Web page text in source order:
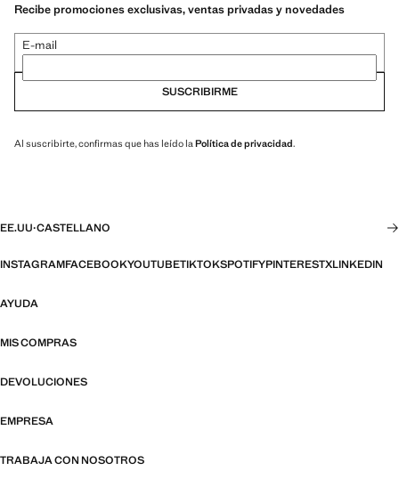
Recibe promociones exclusivas, ventas privadas y novedades
E-mail
SUSCRIBIRME
Al suscribirte, confirmas que has leído la Política de privacidad.
EE.UU·CASTELLANO
INSTAGRAMFACEBOOKYOUTUBETIKTOKSPOTIFYPINTERESTXLINKEDIN
AYUDA
MIS COMPRAS
DEVOLUCIONES
EMPRESA
TRABAJA CON NOSOTROS